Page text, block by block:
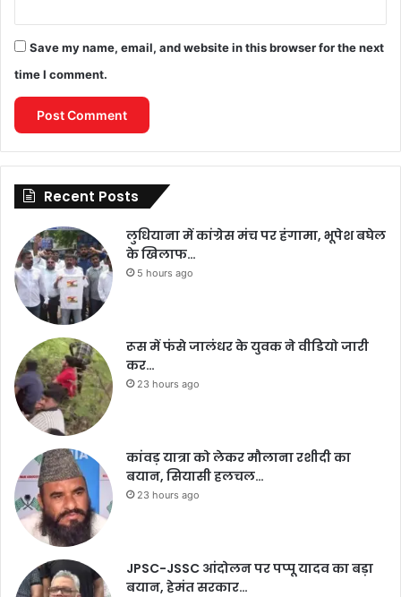
Save my name, email, and website in this browser for the next
time I comment.
Recent Posts
लुधियाना में कांग्रेस मंच पर हंगामा, भूपेश बघेल
के खिलाफ…
5 hours ago
रूस में फंसे जालंधर के युवक ने वीडियो जारी
कर…
23 hours ago
कांवड़ यात्रा को लेकर मौलाना रशीदी का
बयान, सियासी हलचल…
23 hours ago
JPSC-JSSC आंदोलन पर पप्पू यादव का बड़ा
बयान, हेमंत सरकार…